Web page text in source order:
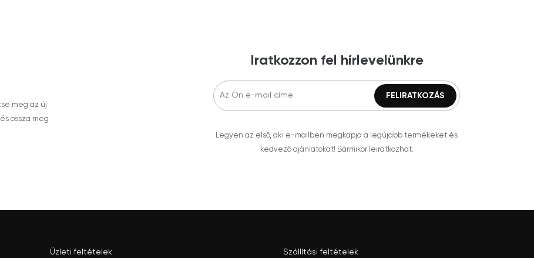
meg az új
ossza meg
Iratkozzon fel hírlevelünkre
Legyen az első, aki e-mailben megkapja a legújabb termékeket és
kedvező ajánlatokat! Bármikor leiratkozhat.
Üzleti feltételek Szállítási feltételek